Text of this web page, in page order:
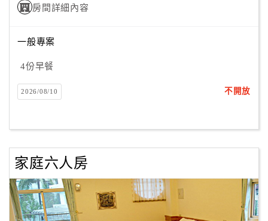
案
店
作
商
合
作
房間詳細內容
一般專案
4份早餐
2026/08/10 不開放
家庭六人房